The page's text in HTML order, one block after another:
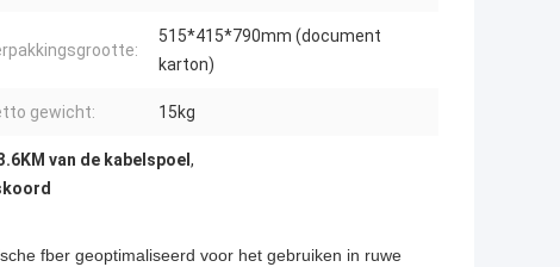
515*415*790mm (document
karton)
gewicht: 15kg
van de kabelspoel ,
fber geoptimaliseerd voor het gebruiken in ruwe